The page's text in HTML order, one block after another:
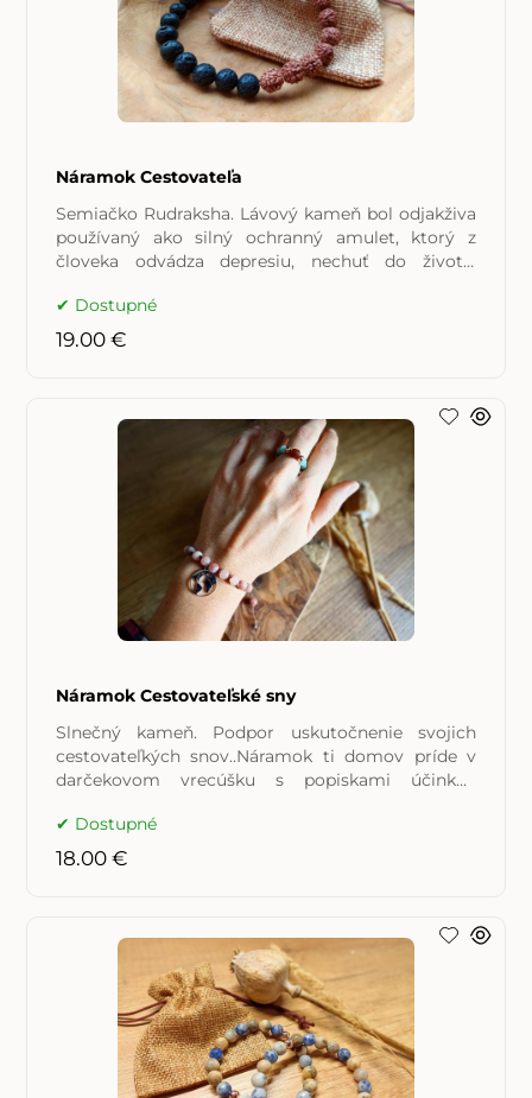
Náramok Cestovateľa
Semiačko Rudraksha. Lávový kameň bol odjakživa
používaný ako silný ochranný amulet, ktorý z
človeka odvádza depresiu, nechuť do života,
Dostupné
19.00 €
Náramok Cestovateľské sny
Slnečný kameň. Podpor uskutočnenie svojich
cestovateľkých snov..Náramok ti domov príde v
darčekovom vrecúšku s popiskami účinkov
Dostupné
18.00 €